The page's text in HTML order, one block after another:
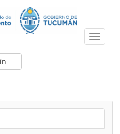
Boletín digital indicadores